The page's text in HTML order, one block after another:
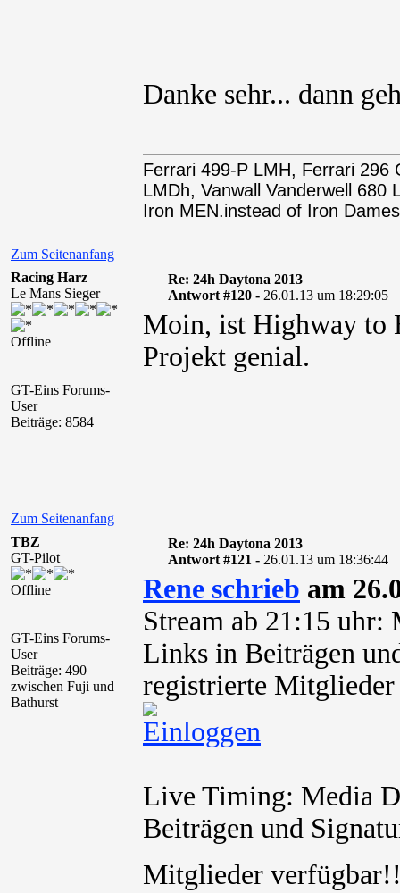
Danke sehr... dann
Zum Seitenanfang
Ferrari 499-P LMH, Ferrari 296
LMDh, Vanwall Vanderwell
Iron MEN.instead of Iron
Racing Harz
Le Mans Sieger
Offline
GT-Eins Forums-
User
Beiträge: 8584
Re: 24h Daytona 2013
Antwort #120 - 26.01.13 um 18:29:05
Moin, ist Highway to
Projekt genial.
Zum Seitenanfang
TBZ
GT-Pilot
Offline
GT-Eins Forums-
User
Beiträge: 490
zwischen Fuji und
Bathurst
Re: 24h Daytona 2013
Antwort #121 - 26.01.13 um 18:36:44
Rene schrieb am
Stream ab 21:15 uhr:
Links in Beiträgen
registrierte
Live Timing: Media
Beiträgen und
Mitglieder